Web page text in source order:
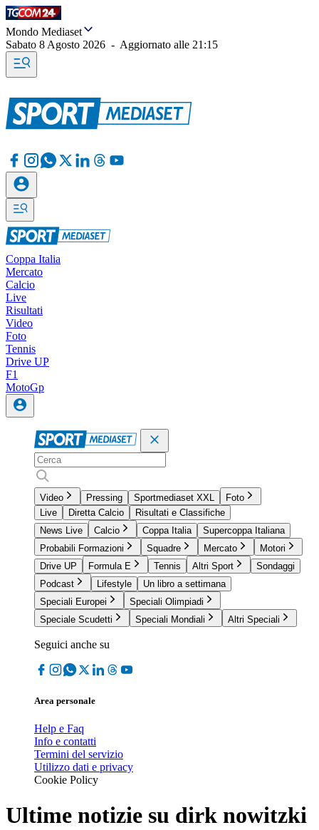
Mondo Mediaset
Sabato 8 Agosto 2026 - Aggiornato alle 21:15
Coppa Italia
Mercato
Calcio
Live
Risultati
Video
Foto
Tennis
Drive UP
F1
MotoGp
Video Pressing Sportmediaset XXL
Foto
Live
Diretta Calcio
Risultati e Classifiche
News Live
Calcio Coppa Italia
Supercoppa Italiana
Probabili Formazioni
Squadre Mercato
Motori
Drive UP
Formula E Tennis Altri Sport
Sondaggi
Podcast
Lifestyle
Un libro a settimana
Speciali Europei
Speciali Olimpiadi
Speciale Scudetti
Speciali Mondiali Altri Speciali
Seguici anche su
Area personale
Help e Faq
Info e contatti
Termini del servizio
Utilizzo dati e privacy
Cookie Policy
Ultime notizie su dirk nowitzki